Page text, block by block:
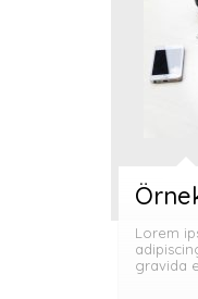
Lorem
gravida